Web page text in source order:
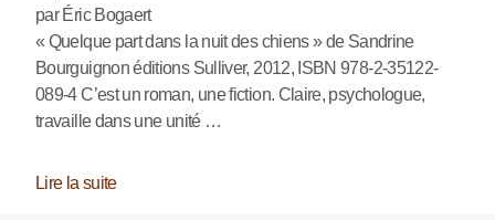
par Éric Bogaert
« Quelque part dans la nuit des chiens » de Sandrine
Bourguignon éditions Sulliver, 2012, ISBN 978-2-35122-
089-4 C’est un roman, une fiction. Claire, psychologue,
travaille dans une unité …
Lire la suite